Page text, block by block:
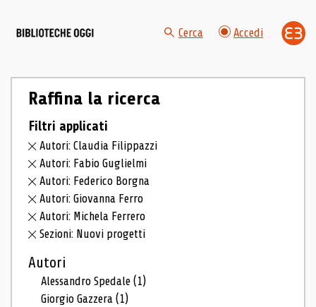
Cerca Accedi
Raffina la ricerca
Filtri applicati
Autori: Claudia Filippazzi
Autori: Fabio Guglielmi
Autori: Federico Borgna
Autori: Giovanna Ferro
Autori: Michela Ferrero
Sezioni: Nuovi progetti
Autori
Alessandro Spedale(1)
Giorgio Gazzera(1)